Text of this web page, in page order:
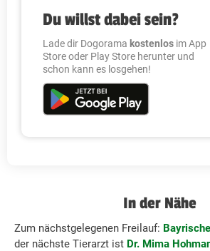
Du willst dabei sein?
Lade dir Dogorama kostenlos im App
Store oder Play Store herunter und
schon kann es losgehen!
In der Nähe
Zum nächstgelegenen Freilauf:
der nächste Tierarzt ist Dr. Mima